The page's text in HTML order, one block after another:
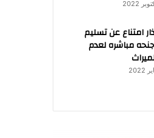
امتناع عن تسليم
مباشره لعدم